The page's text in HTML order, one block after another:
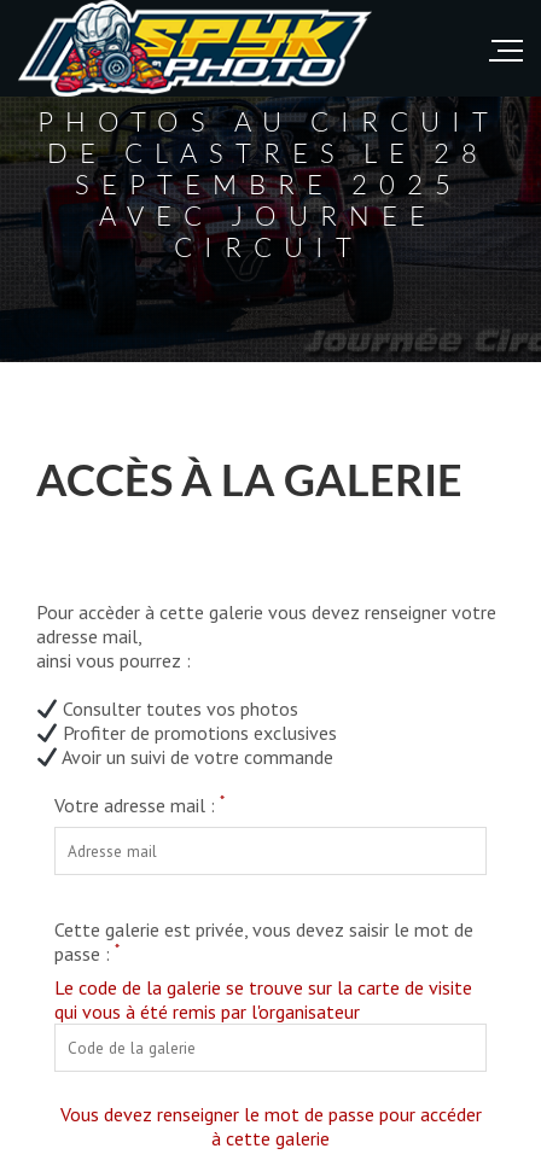
PHOTOS AU CIRCUIT
DE CLASTRES LE 28
SEPTEMBRE 2025
AVEC JOURNEE
CIRCUIT
ACCÈS À LA GALERIE
Pour accèder à cette galerie vous devez renseigner votre
adresse mail,
ainsi vous pourrez :
Consulter toutes vos photos
Profiter de promotions exclusives
Avoir un suivi de votre commande
Votre adresse mail : *
Cette galerie est privée, vous devez saisir le mot de
passe : *
Le code de la galerie se trouve sur la carte de visite
qui vous à été remis par l'organisateur
Vous devez renseigner le mot de passe pour accéder
à cette galerie